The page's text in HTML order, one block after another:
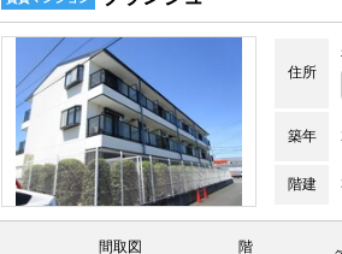
住所
築年
階建
間取図 階